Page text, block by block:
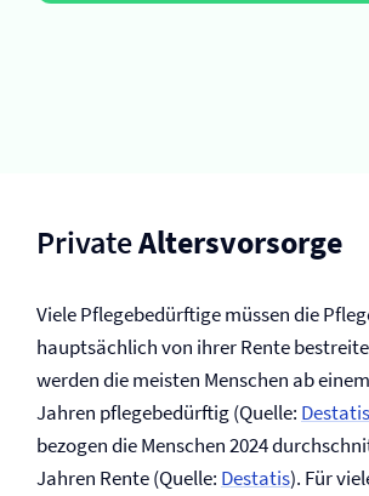
PrivateAltersvorsorge
Viele Pflegebedürftige müssen die
hauptsächlich von ihrer Rente
werden die meisten Menschen ab
Jahren pflegebedürftig (Quelle: Destatis
bezogen die Menschen 2024
Jahren Rente (Quelle: Destatis). Für